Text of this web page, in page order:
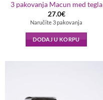
3 pakovanja Macun med tegla
27.0€
Naručite 3 pakovanja
DODAJ U KORPU